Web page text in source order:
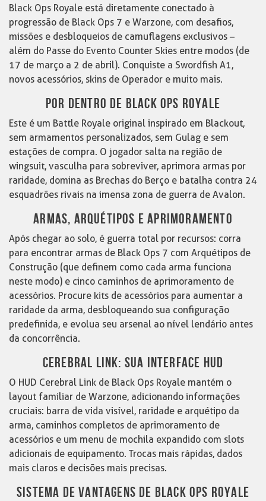
Black Ops Royale está diretamente conectado à
progressão de Black Ops 7 e Warzone, com desafios,
missões e desbloqueios de camuflagens exclusivos –
além do Passe do Evento Counter Skies entre modos (de
17 de março a 2 de abril). Conquiste a Swordfish A1,
novos acessórios, skins de Operador e muito mais.
POR DENTRO DE BLACK OPS ROYALE
Este é um Battle Royale original inspirado em Blackout,
sem armamentos personalizados, sem Gulag e sem
estações de compra. O jogador salta na região de
wingsuit, vasculha para sobreviver, aprimora armas por
raridade, domina as Brechas do Berço e batalha contra 24
esquadrões rivais na imensa zona de guerra de Avalon.
ARMAS, ARQUÉTIPOS E APRIMORAMENTO
Após chegar ao solo, é guerra total por recursos: corra
para encontrar armas de Black Ops 7 com Arquétipos de
Construção (que definem como cada arma funciona
neste modo) e cinco caminhos de aprimoramento de
acessórios. Procure kits de acessórios para aumentar a
raridade da arma, desbloqueando sua configuração
predefinida, e evolua seu arsenal ao nível lendário antes
da concorrência.
CEREBRAL LINK: SUA INTERFACE HUD
O HUD Cerebral Link de Black Ops Royale mantém o
layout familiar de Warzone, adicionando informações
cruciais: barra de vida visível, raridade e arquétipo da
arma, caminhos completos de aprimoramento de
acessórios e um menu de mochila expandido com slots
adicionais de equipamento. Trocas mais rápidas, dados
mais claros e decisões mais precisas.
SISTEMA DE VANTAGENS DE BLACK OPS ROYALE